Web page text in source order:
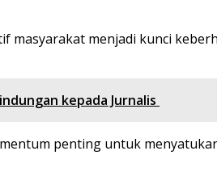
menjadi kunci
kepada Jurnalis
penting untuk